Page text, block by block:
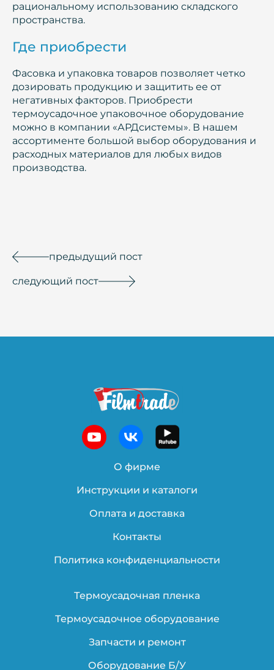
рациональному использованию складского
пространства.
Где приобрести
Фасовка и упаковка товаров позволяет четко
дозировать продукцию и защитить ее от
негативных факторов. Приобрести
термоусадочное упаковочное оборудование
можно в компании «АРДсистемы». В нашем
ассортименте большой выбор оборудования и
расходных материалов для любых видов
производства.
предыдущий пост
следующий пост
О фирме
Инструкции и каталоги
Оплата и доставка
Контакты
Политика конфиденциальности
Термоусадочная пленка
Термоусадочное оборудование
Запчасти и ремонт
Оборудование Б/У